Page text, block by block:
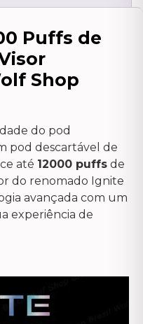
Puffs de
Shop
do pod
pod descartável de
até 12000 puffs de
do renomado Ignite
avançada com um
experiência de